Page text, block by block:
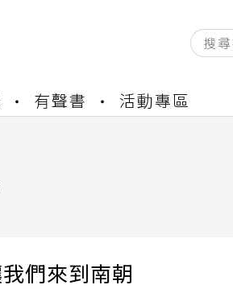
有聲書 活動專區
文教學
們來到南朝